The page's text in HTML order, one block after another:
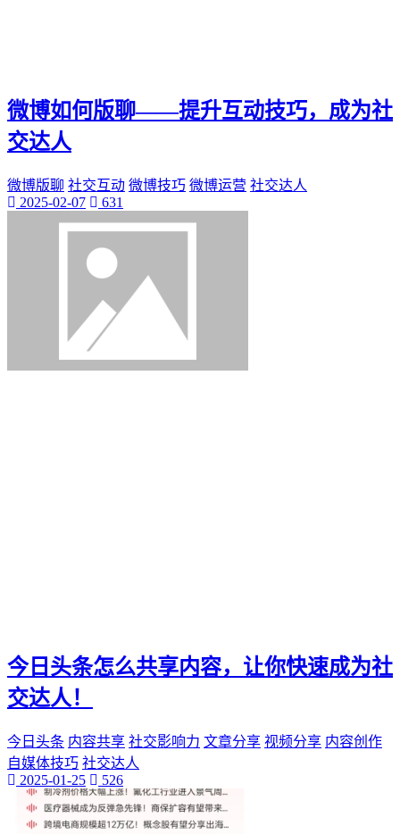
微博如何版聊——提升互动技巧，成为社
交达人
微博版聊 社交互动 微博技巧 微博运营 社交达人
2025-02-07
631
今日头条怎么共享内容，让你快速成为社
交达人！
今日头条 内容共享 社交影响力 文章分享 视频分享 内容创作
自媒体技巧 社交达人
2025-01-25
526